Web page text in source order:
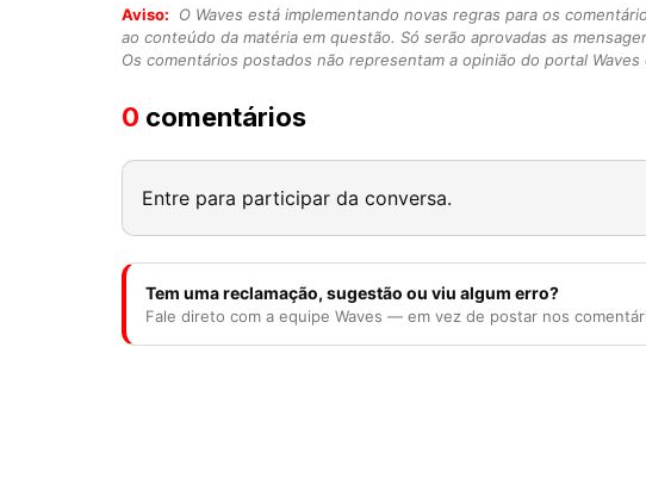
Aviso:
O Waves está implementando novas regras para os
ao conteúdo da matéria em questão. Só serão aprovadas as
Os comentários postados não representam a opinião do portal
0 comentários
Entre para participar da conversa.
Tem uma reclamação, sugestão ou viu algum erro?
Fale direto com a equipe Waves — em vez de postar nos